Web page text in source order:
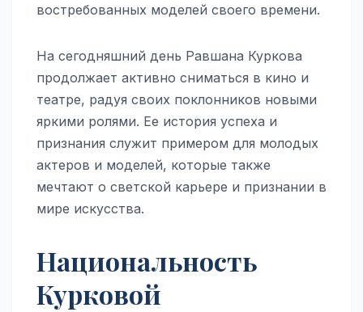
востребованных моделей своего времени.
На сегодняшний день Равшана Куркова
продолжает активно сниматься в кино и
театре, радуя своих поклонников новыми
яркими ролями. Ее история успеха и
признания служит примером для молодых
актеров и моделей, которые также
мечтают о светской карьере и признании в
мире искусства.
Национальность
Курковой